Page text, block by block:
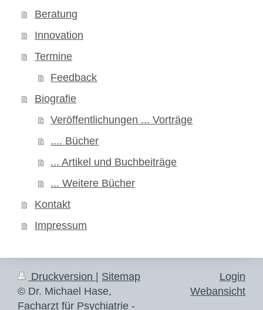
Beratung
Innovation
Termine
Feedback
Biografie
Veröffentlichungen ... Vorträge
.... Bücher
... Artikel und Buchbeiträge
... Weitere Bücher
Kontakt
Impressum
Druckversion | Sitemap
© Dr. Michael Hase,
Facharzt für Psychiatrie -
Login
Webansicht